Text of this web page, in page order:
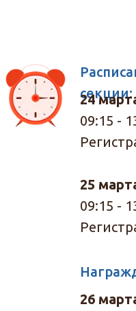
секции:
24
09:15 -
25
09:15 -
26